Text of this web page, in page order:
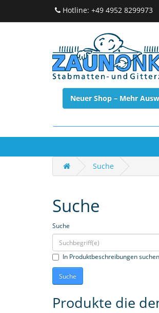
Hotline: +49 4952 8299973
Neuer Shop – Mehr
Suche
Suche
Suche
In Produktbeschreibungen suchen
Produkte die